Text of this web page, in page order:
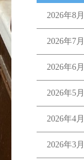
2026年8月
2026年7月
2026年6月
2026年5月
2026年4月
2026年3月